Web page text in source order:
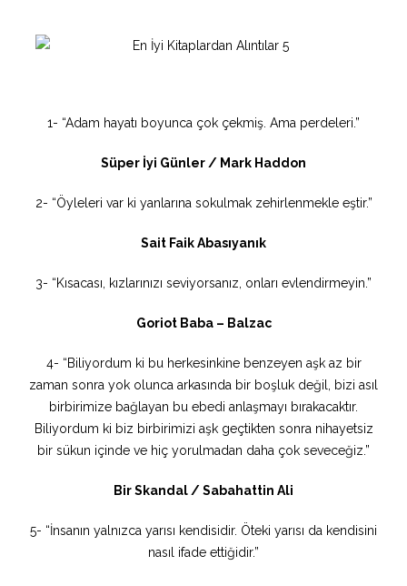
1- “Adam hayatı boyunca çok çekmiş. Ama perdeleri.”
Süper İyi Günler / Mark Haddon
2- “Öyleleri var ki yanlarına sokulmak zehirlenmekle eştir.”
Sait Faik Abasıyanık
3- “Kısacası, kızlarınızı seviyorsanız, onları evlendirmeyin.”
Goriot Baba – Balzac
4- “Biliyordum ki bu herkesinkine benzeyen aşk az bir
zaman sonra yok olunca arkasında bir boşluk değil, bizi asıl
birbirimize bağlayan bu ebedi anlaşmayı bırakacaktır.
Biliyordum ki biz birbirimizi aşk geçtikten sonra nihayetsiz
bir sükun içinde ve hiç yorulmadan daha çok seveceğiz.”
Bir Skandal / Sabahattin Ali
5- “İnsanın yalnızca yarısı kendisidir. Öteki yarısı da kendisini
nasıl ifade ettiğidir.”